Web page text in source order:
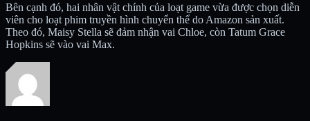
Bên cạnh đó, hai nhân vật chính của loạt game vừa được chọn diễn
viên cho loạt phim truyền hình chuyển thể do Amazon sản xuất.
Theo đó, Maisy Stella sẽ đảm nhận vai Chloe, còn Tatum Grace
Hopkins sẽ vào vai Max.